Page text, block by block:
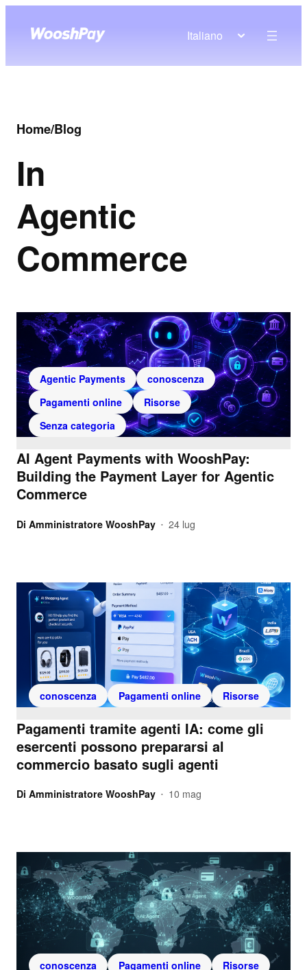
Italiano
Home/Blog
In
Agentic
Commerce
Agentic Payments
conoscenza
Pagamenti online
Risorse
Senza categoria
AI Agent Payments with WooshPay:
Building the Payment Layer for Agentic
Commerce
Di Amministratore WooshPay • 24 lug
conoscenza Pagamenti online Risorse
Pagamenti tramite agenti IA: come gli
esercenti possono prepararsi al
commercio basato sugli agenti
Di Amministratore WooshPay • 10 mag
conoscenza Pagamenti online Risorse